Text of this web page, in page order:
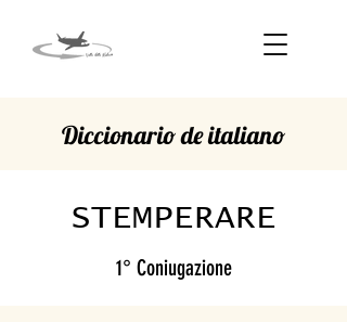
Diccionario de italiano
STEMPERARE
1° Coniugazione